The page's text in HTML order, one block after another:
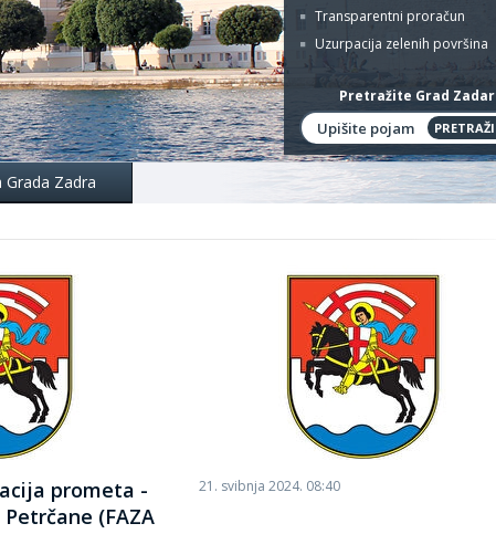
Transparentni proračun
Uzurpacija zelenih površina
Pretražite Grad Zadar
Grada Zadra
prometa -
(FAZA
21. svibnja 2024. 08:40